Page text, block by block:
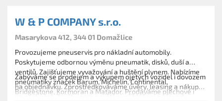
W & P COMPANY s.r.o.
Masarykova 412, 344 01 Domažlice
Provozujeme pneuservis pro nákladní automobily.
Poskytujeme odbornou výměnu pneumatik, disků, duší a
ventilů. Zajišťujeme vyvažování a huštění plynem. Nabízíme
pneumatiky značek Barum, Michelin, Continental,
Bridgestone, Kormoran a Matador. Prodáváme plechové i
Zabýváme se prodejem a výkupem ojetých vozidel i dovozem
na objednávku. Zprostředkováváme úvěry, leasing a nákup
na protiúčet. Zajišťujeme pojištění, přihlášení a převody